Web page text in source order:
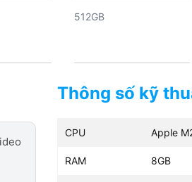
512GB
Thunderbolt 3 (lên đến
Thông số kỹ
CPU Apple
RAM 8GB